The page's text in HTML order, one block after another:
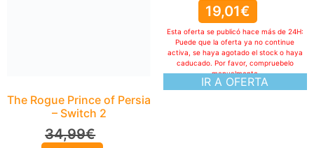
The Rogue Prince of Persia
– Switch 2
34,99€
19,01€
IR A OFERTA
Esta oferta se publicó hace más de 24H:
Puede que la oferta ya no continue
activa, se haya agotado el stock o haya
caducado. Por favor, compruebelo
manualmente